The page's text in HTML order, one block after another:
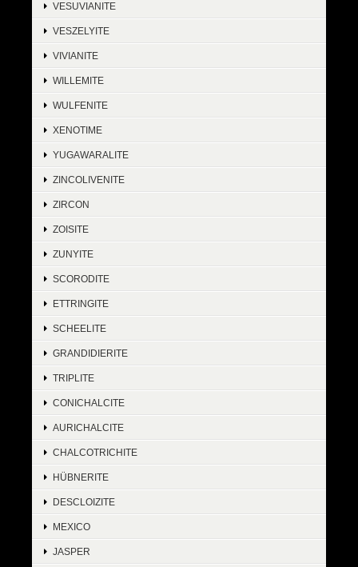
VESUVIANITE
VESZELYITE
VIVIANITE
WILLEMITE
WULFENITE
XENOTIME
YUGAWARALITE
ZINCOLIVENITE
ZIRCON
ZOISITE
ZUNYITE
SCORODITE
ETTRINGITE
SCHEELITE
GRANDIDIERITE
TRIPLITE
CONICHALCITE
AURICHALCITE
CHALCOTRICHITE
HÜBNERITE
DESCLOIZITE
MEXICO
JASPER